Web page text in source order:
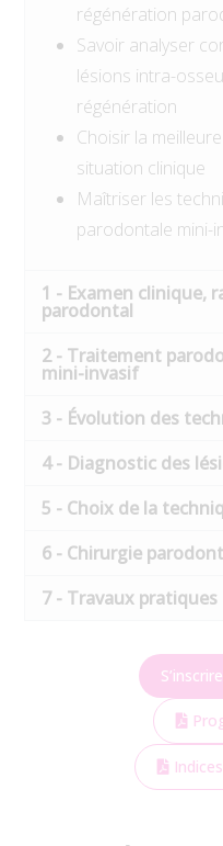
régénération
Savoir analyser
lésions intra-
régénération
Choisir la
situation clinique
Maîtriser les
parodontale mini-
1 - Examen clinique,
parodontal
2 - Traitement
mini-invasif
3 - Évolution des
4 - Diagnostic des
5 - Choix de la
6 - Chirurgie
7 - Travaux pratiques